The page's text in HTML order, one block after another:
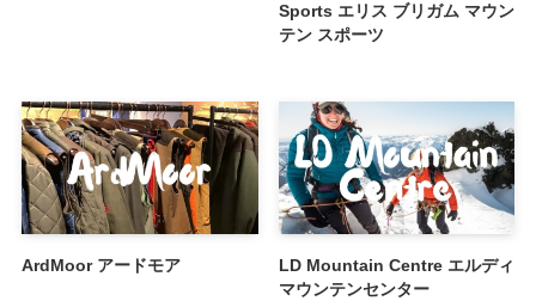
Sports エリス ブリガム マウン
テン スポーツ
ArdMoor アードモア
LD Mountain Centre エルディ
マウンテンセンター